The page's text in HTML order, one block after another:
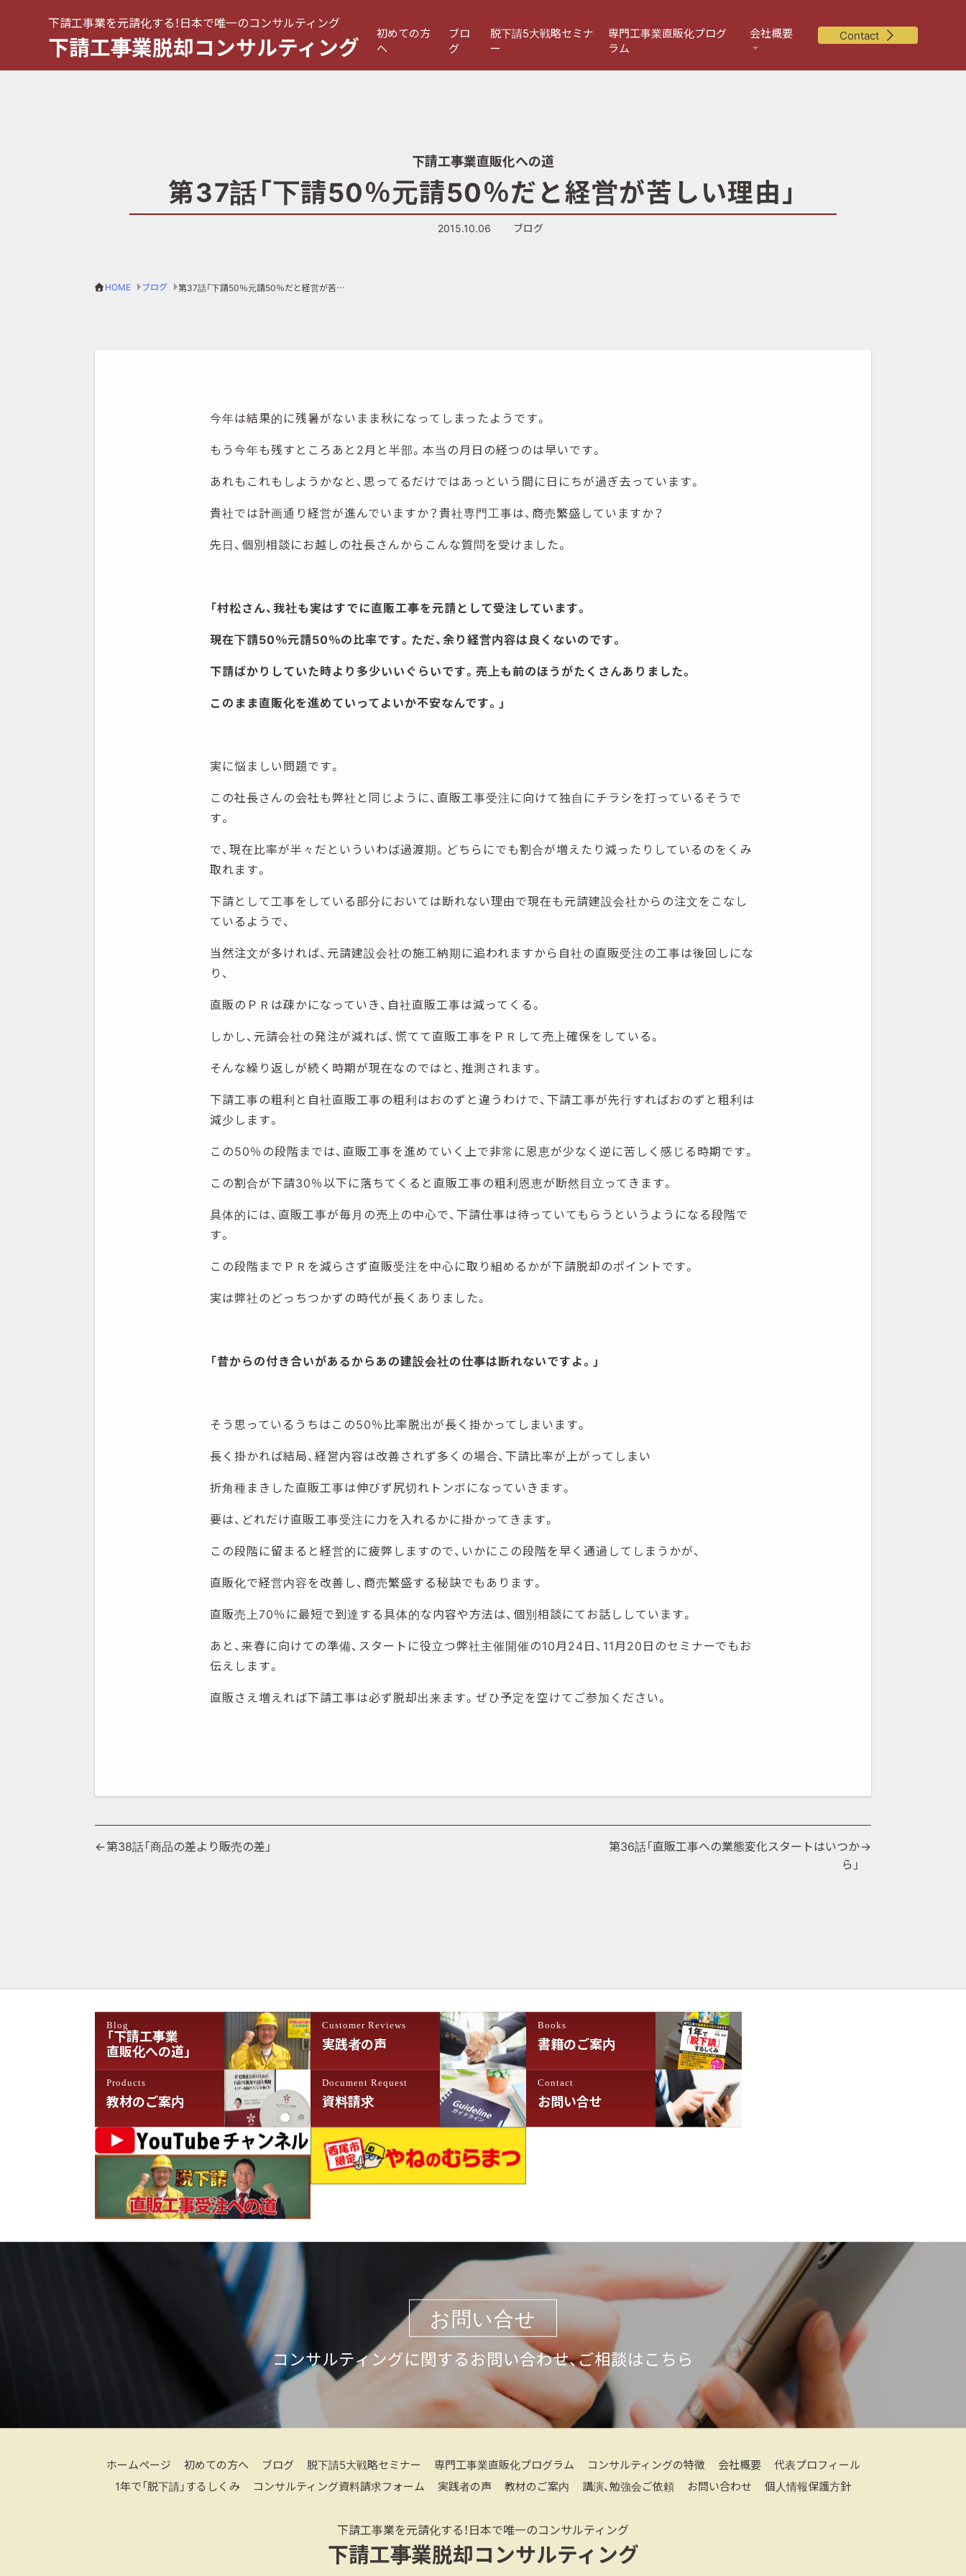
下請工事業を元請化する！日本で唯一のコンサルティング
下請工事業脱却コンサルティング
初めての方
へ
ブロ
グ
脱下請5大戦略セミナ
ー
専門工事業直販化プログ
ラム
会社概要 Contact
下請工事業直販化への道
第37話「下請50％元請50％だと経営が苦しい理由」
2015.10.06 ブログ
HOME ブログ 第37話「下請50％元請50％だと経営が苦しい理由」
今年は結果的に残暑がないまま秋になってしまったようです。
もう今年も残すところあと2月と半部。本当の月日の経つのは早いです。
あれもこれもしようかなと、思ってるだけではあっという間に日にちが過ぎ去っています。
貴社では計画通り経営が進んでいますか？貴社専門工事は、商売繁盛していますか？
先日、個別相談にお越しの社長さんからこんな質問を受けました。
「村松さん、我社も実はすでに直販工事を元請として受注しています。
現在下請50％元請50％の比率です。ただ、余り経営内容は良くないのです。
下請ばかりしていた時より多少いいぐらいです。売上も前のほうがたくさんありました。
このまま直販化を進めていってよいか不安なんです。」
実に悩ましい問題です。
この社長さんの会社も弊社と同じように、直販工事受注に向けて独自にチラシを打っているそうで
す。
で、現在比率が半々だといういわば過渡期。どちらにでも割合が増えたり減ったりしているのをくみ
取れます。
下請として工事をしている部分においては断れない理由で現在も元請建設会社からの注文をこなし
ているようで、
当然注文が多ければ、元請建設会社の施工納期に追われますから自社の直販受注の工事は後回しにな
り、
直販のＰＲは疎かになっていき、自社直販工事は減ってくる。
しかし、元請会社の発注が減れば、慌てて直販工事をＰＲして売上確保をしている。
そんな繰り返しが続く時期が現在なのではと、推測されます。
下請工事の粗利と自社直販工事の粗利はおのずと違うわけで、下請工事が先行すればおのずと粗利は
減少します。
この50％の段階までは、直販工事を進めていく上で非常に恩恵が少なく逆に苦しく感じる時期です。
この割合が下請30％以下に落ちてくると直販工事の粗利恩恵が断然目立ってきます。
具体的には、直販工事が毎月の売上の中心で、下請仕事は待っていてもらうというようになる段階で
す。
この段階までＰＲを減らさず直販受注を中心に取り組めるかが下請脱却のポイントです。
実は弊社のどっちつかずの時代が長くありました。
「昔からの付き合いがあるからあの建設会社の仕事は断れないですよ。」
そう思っているうちはこの50％比率脱出が長く掛かってしまいます。
長く掛かれば結局、経営内容は改善されず多くの場合、下請比率が上がってしまい
折角種まきした直販工事は伸びず尻切れトンボになっていきます。
要は、どれだけ直販工事受注に力を入れるかに掛かってきます。
この段階に留まると経営的に疲弊しますので、いかにこの段階を早く通過してしまうかが、
直販化で経営内容を改善し、商売繁盛する秘訣でもあります。
直販売上70％に最短で到達する具体的な内容や方法は、個別相談にてお話ししています。
あと、来春に向けての準備、スタートに役立つ弊社主催開催の10月24日、11月20日のセミナーでもお
伝えします。
直販さえ増えれば下請工事は必ず脱却出来ます。ぜひ予定を空けてご参加ください。
投
シ
ョ
ン
第36話「直販工事への業態変化スタートはいつか
ら」
第38話「商品の差より販売の差」
Blog
「下請工事業
直販化への道」
Customer Reviews
実践者の声
Books
書籍のご案内
Products
教材のご案内
Document Request
資料請求
Contact
お問い合せ
お問い合せ
コンサルティングに関するお問い合わせ、ご相談はこちら
ホームページ 初めての方へ ブログ 脱下請5大戦略セミナー 専門工事業直販化プログラム コンサルティングの特徴 会社概要
代表プロフィール
1年で「脱下請」するしくみ
コンサルティング資料請求フォーム 実践者の声 教材のご案内 講演、勉強会ご依頼 お問い合わせ 個人情報保護方針
下請工事業を元請化する！日本で唯一のコンサルティング
下請工事業脱却コンサルティング